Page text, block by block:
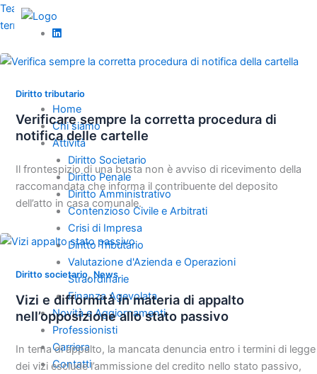
Vai
al
TeamWorks | Un team di professionisti presente su tutto il
territorio
Home
Chi siamo
Attività
Diritto Societario
Diritto Penale
Diritto Amministrativo
Contenzioso Civile e Arbitrati
Crisi di Impresa
Diritto Tributario
Valutazione d'Azienda e Operazioni
Straordinarie
Finanza Agevolata
Novità e Aggiornamenti
Professionisti
Carriera
Contatti
Diritto tributario
Verificare sempre la corretta procedura di
notifica delle cartelle
Il frontespizio di una busta non è avviso di ricevimento della
raccomandata che informa il contribuente del deposito
dell’atto in casa comunale.
Diritto societario, News
Vizi e difformità in materia di appalto
nell’opposizione allo stato passivo
In tema di appalto, la mancata denuncia entro i termini di legge
dei vizi esclude l’ammissione del credito nello stato passivo,